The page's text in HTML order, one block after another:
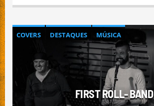
COVERS DESTAQUES
MÚSICA
PROMOÇÃO DE BANDAS
FIRST ROLL- BAND